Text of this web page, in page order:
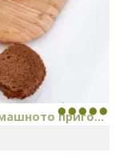
приго...
на изцяло нов